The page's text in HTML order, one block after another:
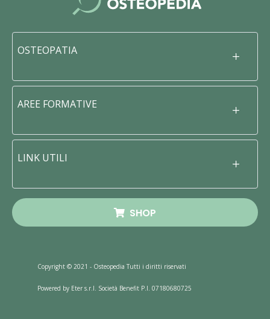
OSTEOPATIA
AREE FORMATIVE
LINK UTILI
SHOP
Copyright © 2021 - Osteopedia Tutti i diritti riservati
Powered by Eter s.r.l. Società Benefit P.I. 07180680725